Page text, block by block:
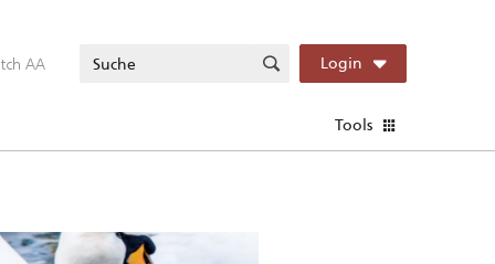
AA Login
Tools